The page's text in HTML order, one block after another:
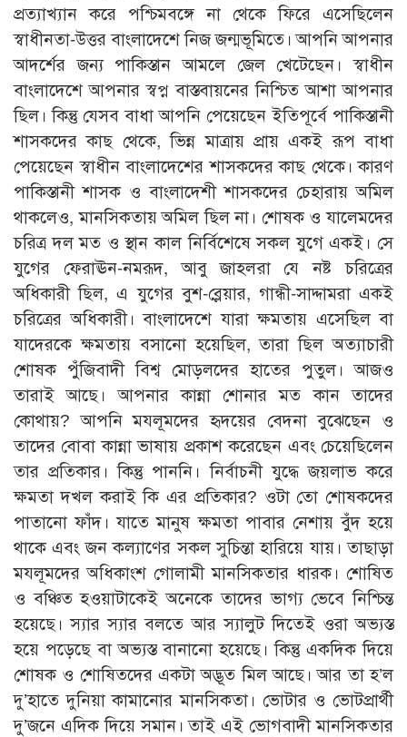
প্রত্যাখ্যান করে পশ্চিমবঙ্গে না থেকে ফিরে এসেছিলেন
স্বাধীনতা-উত্তর বাংলাদেশে নিজ জন্মভূমিতে। আপনি আপনার
আদর্শের জন্য পাকিস্তান আমলে জেল খেটেছেন। স্বাধীন
বাংলাদেশে আপনার স্বপ্ন বাস্তবায়নের নিশ্চিত আশা আপনার
ছিল। কিন্তু যেসব বাধা আপনি পেয়েছেন ইতিপূর্বে পাকিস্তানী
শাসকদের কাছ থেকে, ভিন্ন মাত্রায় প্রায় একই রূপ বাধা
পেয়েছেন স্বাধীন বাংলাদেশের শাসকদের কাছ থেকে। কারণ
পাকিস্তানী শাসক ও বাংলাদেশী শাসকদের চেহারায় অমিল
থাকলেও, মানসিকতায় অমিল ছিল না। শোষক ও যালেমদের
চরিত্র দল মত ও স্থান কাল নির্বিশেষে সকল যুগে একই। সে
যুগের ফেরাঊন-নমরূদ, আবু জাহলরা যে নষ্ট চরিত্রের
অধিকারী ছিল, এ যুগের বুশ-ব্লেয়ার, গান্ধী-সাদ্দামরা একই
চরিত্রের অধিকারী। বাংলাদেশে যারা ক্ষমতায় এসেছিল বা
যাদেরকে ক্ষমতায় বসানো হয়েছিল, তারা ছিল অত্যাচারী
শোষক পুঁজিবাদী বিশ্ব মোড়লদের হাতের পুতুল। আজও
তারাই আছে। আপনার কান্না শোনার মত কান তাদের
কোথায়? আপনি মযলূমদের হৃদয়ের বেদনা বুঝেছেন ও
তাদের বোবা কান্না ভাষায় প্রকাশ করেছেন এবং চেয়েছিলেন
তার প্রতিকার। কিন্তু পাননি। নির্বাচনী যুদ্ধে জয়লাভ করে
ক্ষমতা দখল করাই কি এর প্রতিকার? ওটা তো শোষকদের
পাতানো ফাঁদ। যাতে মানুষ ক্ষমতা পাবার নেশায় বুঁদ হয়ে
থাকে এবং জন কল্যাণের সকল সুচিন্তা হারিয়ে যায়। তাছাড়া
মযলূমদের অধিকাংশ গোলামী মানসিকতার ধারক। শোষিত
ও বঞ্চিত হওয়াটাকেই অনেকে তাদের ভাগ্য ভেবে নিশ্চিন্ত
হয়েছে। স্যার স্যার বলতে আর স্যালুট দিতেই ওরা অভ্যস্ত
হয়ে পড়েছে বা অভ্যস্ত বানানো হয়েছে। কিন্তু একদিক দিয়ে
শোষক ও শোষিতদের একটা অদ্ভূত মিল আছে। আর তা হ’ল
দু’হাতে দুনিয়া কামানোর মানসিকতা। ভোটার ও ভোটপ্রার্থী
দু’জনে এদিক দিয়ে সমান। তাই এই ভোগবাদী মানসিকতার